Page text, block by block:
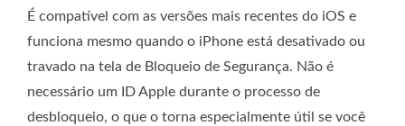
É compatível com as versões mais recentes do iOS e
funciona mesmo quando o iPhone está desativado ou
travado na tela de Bloqueio de Segurança. Não é
necessário um ID Apple durante o processo de
desbloqueio, o que o torna especialmente útil se você